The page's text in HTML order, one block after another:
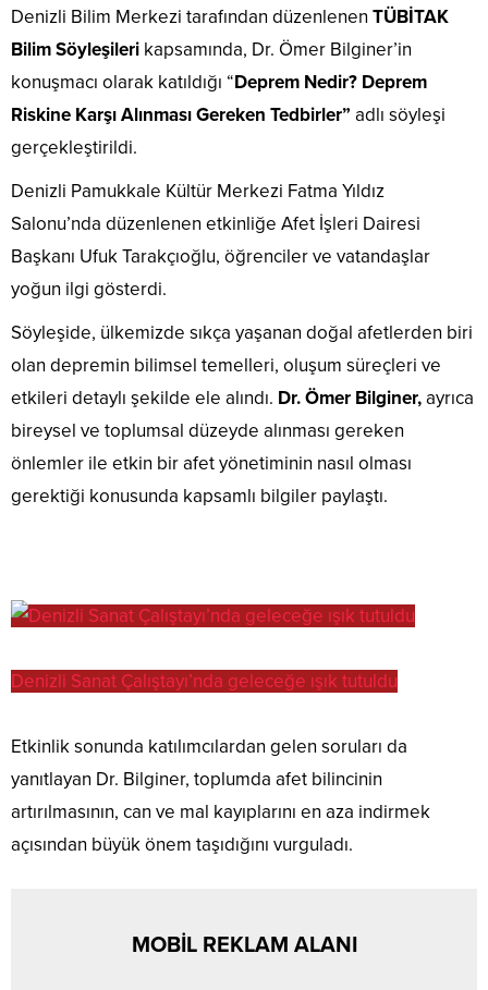
Denizli Bilim Merkezi tarafından düzenlenen TÜBİTAK
Bilim Söyleşileri kapsamında, Dr. Ömer Bilginer’in
konuşmacı olarak katıldığı “Deprem Nedir? Deprem
Riskine Karşı Alınması Gereken Tedbirler” adlı söyleşi
gerçekleştirildi.
Denizli Pamukkale Kültür Merkezi Fatma Yıldız
Salonu’nda düzenlenen etkinliğe Afet İşleri Dairesi
Başkanı Ufuk Tarakçıoğlu, öğrenciler ve vatandaşlar
yoğun ilgi gösterdi.
Söyleşide, ülkemizde sıkça yaşanan doğal afetlerden biri
olan depremin bilimsel temelleri, oluşum süreçleri ve
etkileri detaylı şekilde ele alındı. Dr. Ömer Bilginer,ayrıca
bireysel ve toplumsal düzeyde alınması gereken
önlemler ile etkin bir afet yönetiminin nasıl olması
gerektiği konusunda kapsamlı bilgiler paylaştı.
Denizli Sanat Çalıştayı’nda geleceğe ışık tutuldu
Etkinlik sonunda katılımcılardan gelen soruları da
yanıtlayan Dr. Bilginer, toplumda afet bilincinin
artırılmasının, can ve mal kayıplarını en aza indirmek
açısından büyük önem taşıdığını vurguladı.
MOBİL REKLAM ALANI